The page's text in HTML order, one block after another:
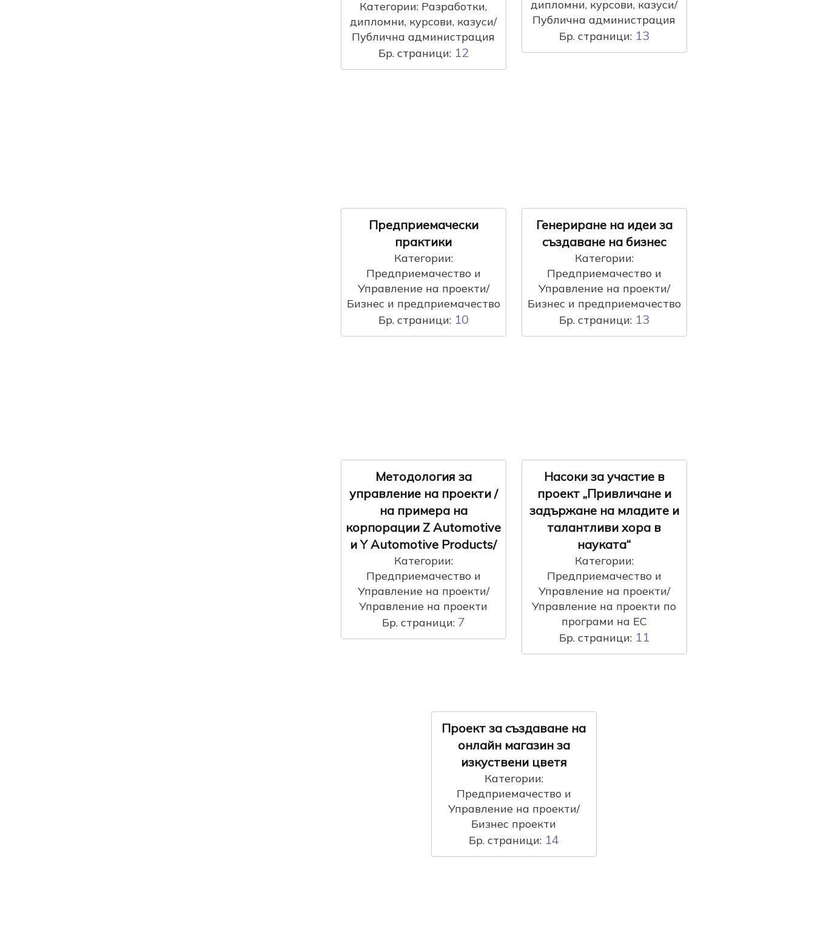
Категории: Разработки,
дипломни, курсови, казуси/
Публична администрация
Бр. страници: 12
дипломни, курсови, казуси/
Публична администрация
Бр. страници: 13
Предприемачески
практики
Категории:
Предприемачество и
Управление на проекти/
Бизнес и предприемачество
Бр. страници: 10
Генериране на идеи за
създаване на бизнес
Категории:
Предприемачество и
Управление на проекти/
Бизнес и предприемачество
Бр. страници: 13
Методология за
управление на проекти /
на примера на
корпорации Z Automotive
и Y Automotive Products/
Категории:
Предприемачество и
Управление на проекти/
Управление на проекти
Бр. страници: 7
Насоки за участие в
проект „Привличане и
задържане на младите и
талантливи хора в
науката“
Категории:
Предприемачество и
Управление на проекти/
Управление на проекти по
програми на ЕС
Бр. страници: 11
Проект за създаване на
онлайн магазин за
изкуствени цветя
Категории:
Предприемачество и
Управление на проекти/
Бизнес проекти
Бр. страници: 14